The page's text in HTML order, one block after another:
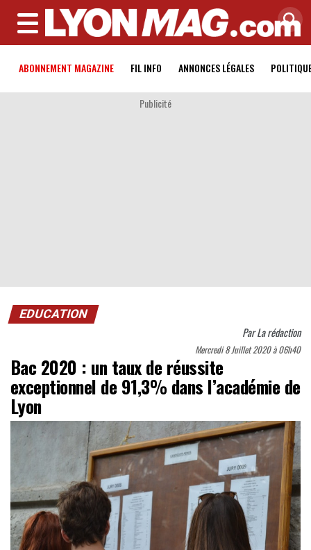
MENU
ABONNEMENT MAGAZINE FIL INFO ANNONCES LÉGALES
Publicité
EDUCATION
ParLa rédaction
Mercredi 8 Juillet 2020 à 06h40
Bac 2020 : un taux de réussite
exceptionnel de 91,3% dans l’académie de
Lyon